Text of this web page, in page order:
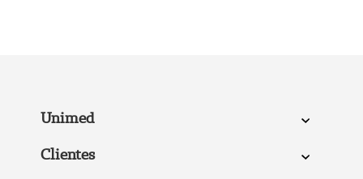
Unimed
Clientes